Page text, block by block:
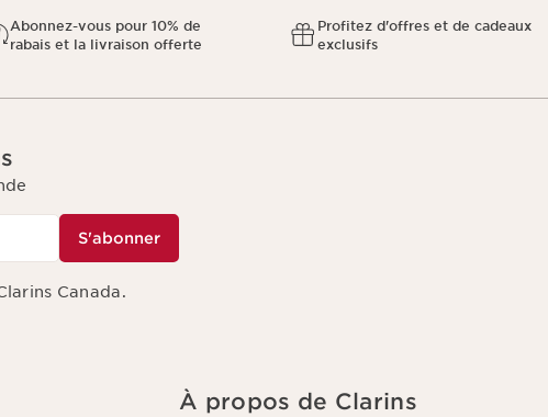
Abonnez-vous pour 10% de
rabais et la livraison offerte
Profitez d'offres et de cadeaux
exclusifs
S'abonner
Canada.
À propos de Clarins